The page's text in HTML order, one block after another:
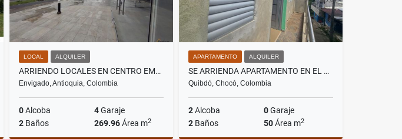
LOCAL ALQUILER
ARRIENDO LOCALES EN CENTRO EMPRESARIAL EN ENVIGADO
Envigado, Antioquia, Colombia
0Alcoba 4Garaje
2 Baños 269.96Área m2
APARTAMENTO ALQUILER
SE ARRIENDA APARTAMENTO EN EL BARRIO ZONA MINERA EN QUIBDO
Quibdó, Chocó, Colombia
2Alcoba 0Garaje
2 Baños 50Área m2